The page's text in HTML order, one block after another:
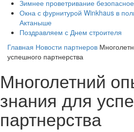
Зимнее проветривание
Окна с фурнитурой Winkhaus в
Актаныше
Поздравляем с Днем строителя
Главная Новости партнеров
успешного партнерства
Многолетний
знания для
партнерства